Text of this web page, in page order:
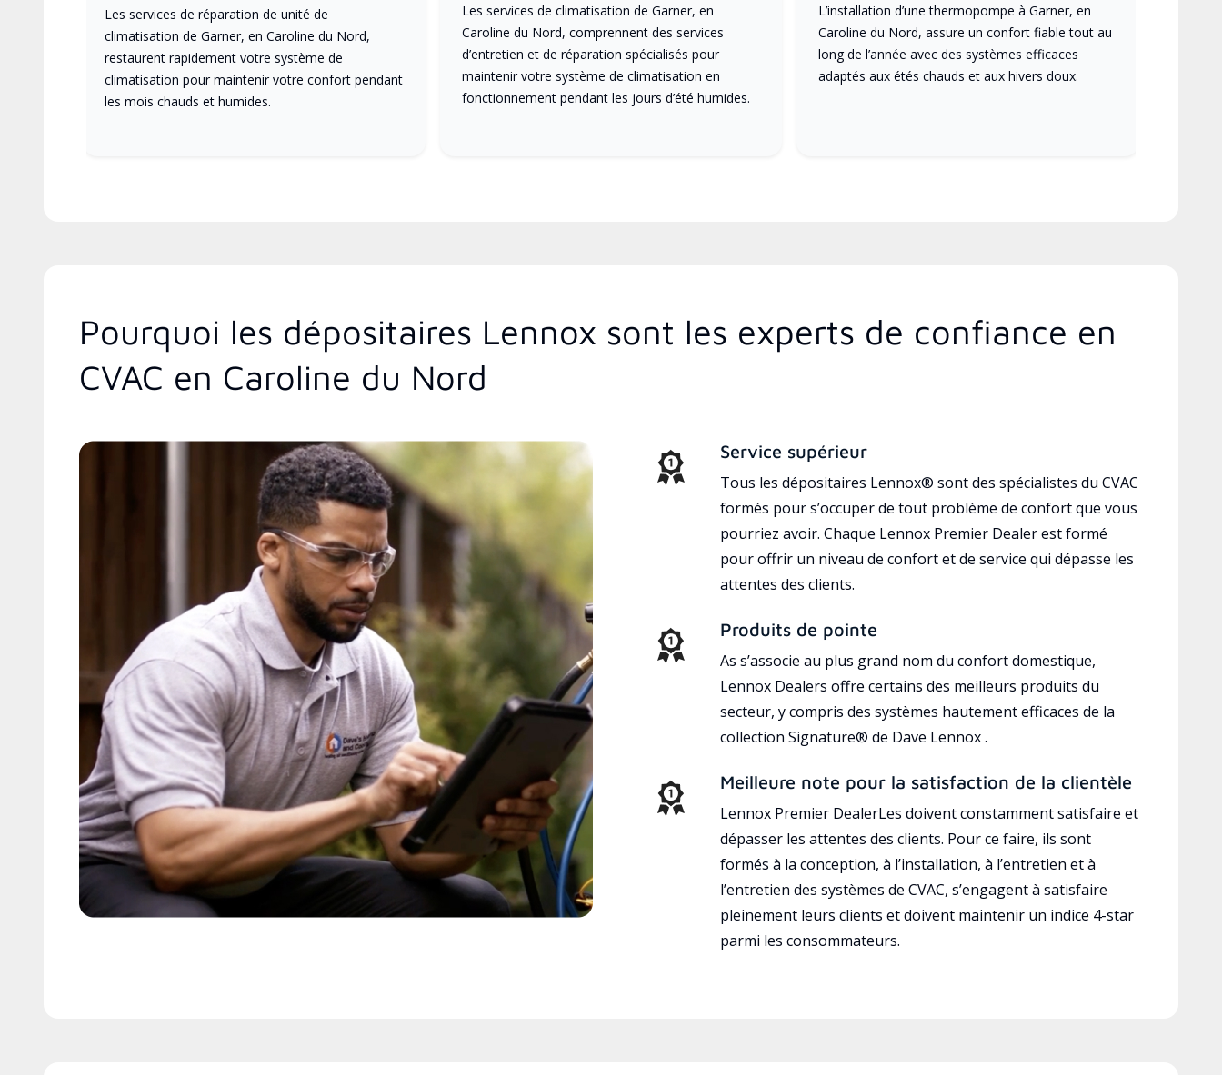
Les services de réparation de unité de
climatisation de Garner, en Caroline du Nord,
restaurent rapidement votre système de
climatisation pour maintenir votre confort pendant
les mois chauds et humides.
Les services de climatisation de Garner, en
Caroline du Nord, comprennent des services
d’entretien et de réparation spécialisés pour
maintenir votre système de climatisation en
fonctionnement pendant les jours d’été humides.
L’installation d’une thermopompe à Garner, en
Caroline du Nord, assure un confort fiable tout au
long de l’année avec des systèmes efficaces
adaptés aux étés chauds et aux hivers doux.
Pourquoi les dépositaires Lennox sont les experts de confiance en
CVAC en Caroline du Nord
Service supérieur
Tous les dépositaires Lennox® sont des spécialistes du CVAC
formés pour s’occuper de tout problème de confort que vous
pourriez avoir. Chaque Lennox Premier Dealer est formé
pour offrir un niveau de confort et de service qui dépasse les
attentes des clients.
Produits de pointe
As s’associe au plus grand nom du confort domestique,
Lennox Dealers offre certains des meilleurs produits du
secteur, y compris des systèmes hautement efficaces de la
collection Signature® de Dave Lennox .
Meilleure note pour la satisfaction de la clientèle
Lennox Premier DealerLes doivent constamment satisfaire et
dépasser les attentes des clients. Pour ce faire, ils sont
formés à la conception, à l’installation, à l’entretien et à
l’entretien des systèmes de CVAC, s’engagent à satisfaire
pleinement leurs clients et doivent maintenir un indice 4-star
parmi les consommateurs.